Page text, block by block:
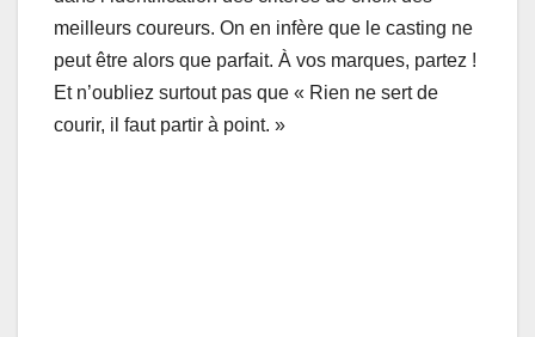
meilleurs coureurs. On en infère que le casting ne
peut être alors que parfait. À vos marques, partez !
Et n’oubliez surtout pas que « Rien ne sert de
courir, il faut partir à point. »